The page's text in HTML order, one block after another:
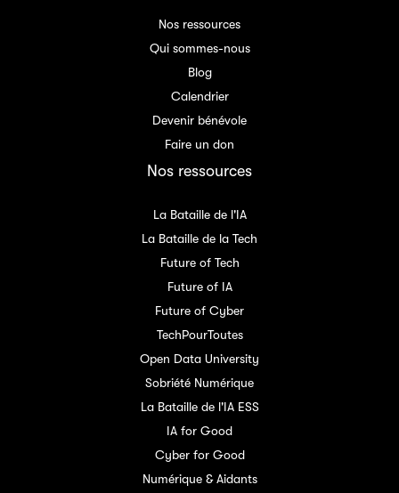
Nos ressources
Qui sommes-nous
Blog
Calendrier
Devenir bénévole
Faire un don
Nos ressources
La Bataille de l'IA
La Bataille de la Tech
Future of Tech
Future of IA
Future of Cyber
TechPourToutes
Open Data University
Sobriété Numérique
La Bataille de l'IA ESS
IA for Good
Cyber for Good
Numérique & Aidants